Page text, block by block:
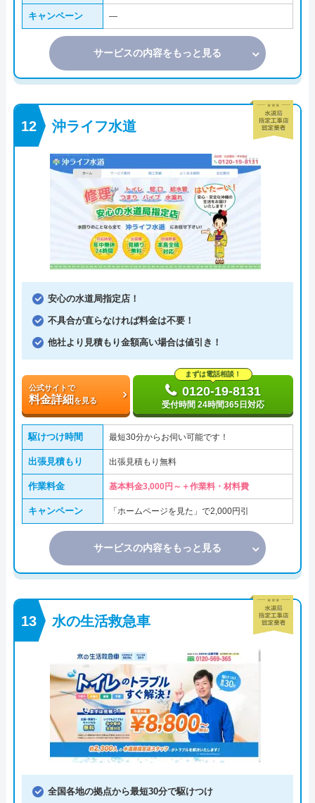
キャンペーン ―
サービスの内容をもっと見る
沖ライフ水道
安心の水道局指定店！
不具合が直らなければ料金は不要！
他社より見積もり金額高い場合は値引き！
公式サイトで
料金詳細を見る
まずは電話相談！
0120-19-8131
受付時間 24時間365日対応
駆けつけ時間 最短30分からお伺い可能です！
出張見積もり 出張見積もり無料
作業料金 基本料金3,000円～＋作業料・材料費
キャンペーン 「ホームページを見た」で2,000円引
サービスの内容をもっと見る
水の生活救急車
全国各地の拠点から最短30分で駆けつけ